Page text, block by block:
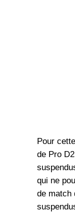
Pour
de Pro
qui ne
de match